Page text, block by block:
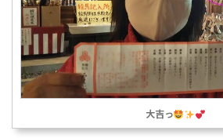
大吉っ